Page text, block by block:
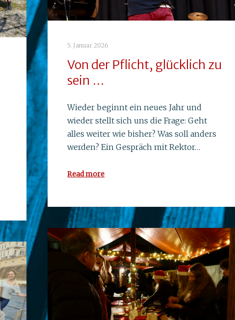
5. Januar 2026
Von der Pflicht, glücklich zu
sein …
Wieder beginnt ein neues Jahr und
wieder stellt sich uns die Frage: Geht
alles weiter wie bisher? Was soll anders
werden? Ein Gespräch mit Rektor…
Read more